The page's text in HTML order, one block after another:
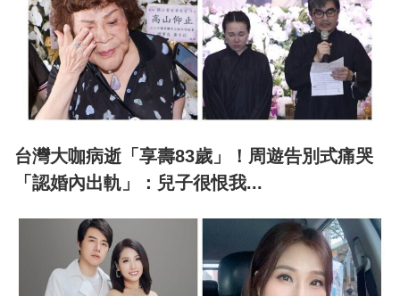
台灣大咖病逝「享壽83歲」！周遊告別式痛哭
「認婚內出軌」：兒子很恨我...